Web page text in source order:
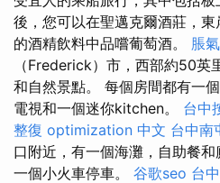
後，您可以在聖邁克爾酒莊，
的酒精飲料中品嚐葡萄酒。 脹
（Frederick）市，西部約50英
和自然景點。 每個房間都有一
電視和一個迷​​你kitchen。 台中
整復 optimization 中文 台中南
口附近，有一個海灘，自助餐
一個小火車停車。 谷歌seo 台